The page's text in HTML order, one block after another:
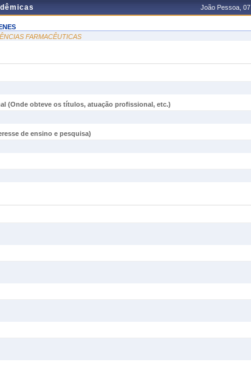
João Pessoa,
FARMACÊUTICAS
(Onde obteve os títulos, atuação profissional, etc.)
de ensino e pesquisa)